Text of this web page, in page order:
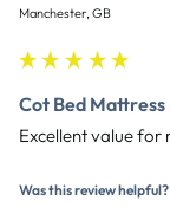
Manchester, GB
Cot Bed
Excellent value for
Was this review helpful?